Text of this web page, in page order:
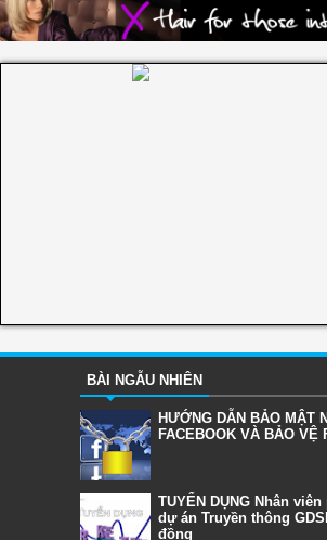
BÀI NGẪU NHIÊN
HƯỚNG DẪN BẢO MẬT
FACEBOOK VÀ BẢO VỆ
TUYỂN DỤNG Nhân
dự án Truyền thông
đồng